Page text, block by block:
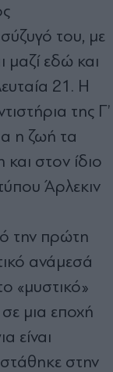
του, με
μαζί εδώ και
21. Η
της Γ’
η ζωή τα
στον ίδιο
Άρλεκιν
την πρώτη
ανάμεσά
«μυστικό»
μια εποχή
είναι
στην